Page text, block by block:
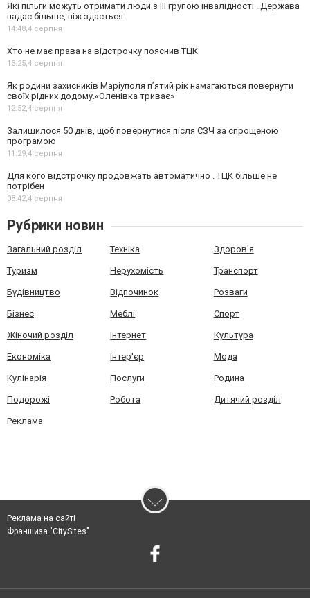
Які пільги можуть отримати люди з III групою інвалідності . Держава
надає більше, ніж здається
14:48,4 серпня
Хто не має права на відстрочку пояснив ТЦК
13:25,4 серпня
Як родини захисників Маріуполя пʼятий рік намагаються повернути
своїх рідних додому.«Оленівка триває»
12:52,4 серпня
Залишилося 50 днів, щоб повернутися після СЗЧ за спрощеною
програмою
11:29,4 серпня
Для кого відстрочку продовжать автоматично . ТЦК більше не
потрібен
08:42,4 серпня
Рубрики новин
Загальний розділ Техніка Здоров'я
Туризм Нерухомість Транспорт
Будівництво Відпочинок Розваги
Бізнес Меблі Спорт
Жіночий розділ Інтернет Культура
Економіка Інтер'єр Мода
Кулінарія Послуги Родина
Подорожі Робота Дитячий розділ
Реклама
Реклама на сайті
Франшиза "CitySites"